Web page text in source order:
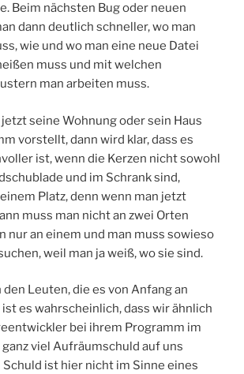
Beim nächsten Bug oder neuen
dann deutlich schneller, wo man
wie und wo man eine neue Datei
muss und mit welchen
man arbeiten muss.
seine Wohnung oder sein Haus
vorstellt, dann wird klar, dass es
ist, wenn die Kerzen nicht sowohl
und im Schrank sind,
Platz, denn wenn man jetzt
muss man nicht an zwei Orten
nur an einem und man muss sowieso
weil man ja weiß, wo sie sind.
Leuten, die es von Anfang an
es wahrscheinlich, dass wir ähnlich
bei ihrem Programm im
ganz viel Aufräumschuld auf uns
ist hier nicht im Sinne eines